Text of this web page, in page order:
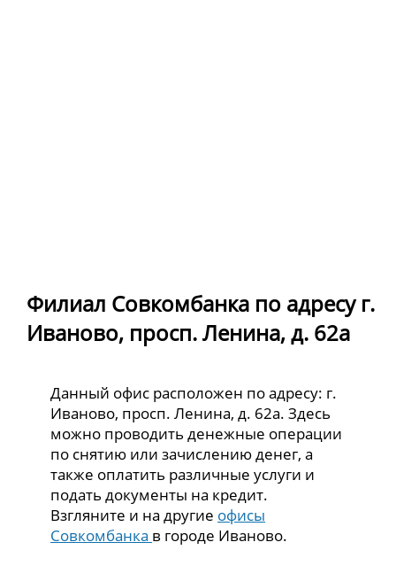
Филиал Совкомбанка по адресу г.
Иваново, просп. Ленина, д. 62а
Данный офис расположен по адресу: г.
Иваново, просп. Ленина, д. 62а. Здесь
можно проводить денежные операции
по снятию или зачислению денег, а
также оплатить различные услуги и
подать документы на кредит.
Взгляните и на другие офисы
Совкомбанка в городе Иваново.